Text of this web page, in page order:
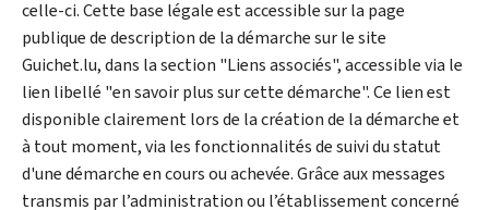
celle-ci. Cette base légale est accessible sur la page
publique de description de la démarche sur le site
Guichet.lu, dans la section "Liens associés", accessible via le
lien libellé "en savoir plus sur cette démarche". Ce lien est
disponible clairement lors de la création de la démarche et
à tout moment, via les fonctionnalités de suivi du statut
d'une démarche en cours ou achevée. Grâce aux messages
transmis par l’administration ou l’établissement concerné